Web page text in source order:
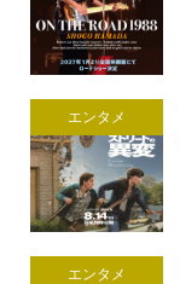
エンタメ
エンタメ